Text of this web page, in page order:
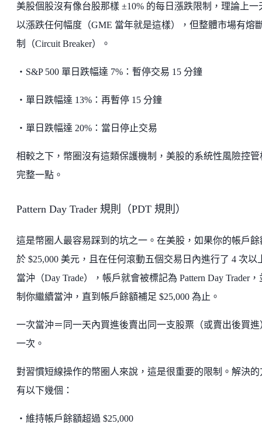
美股個股沒有像台股那樣 ±10% 的每日漲跌限制，理論上一
以漲跌任何幅度（GME 當年就是這樣），但整體市場有熔
制（Circuit Breaker）。
・S&P 500 單日跌幅達 7%：暫停交易 15 分鐘
・單日跌幅達 13%：再暫停 15 分鐘
・單日跌幅達 20%：當日停止交易
相較之下，幣圈沒有這類保護機制，美股的系統性風險控管
完整一點。
Pattern Day Trader 規則（PDT 規則）
這是幣圈人最容易踩到的坑之一。在美股，如果你的帳戶餘
於 $25,000 美元，且在任何滾動五個交易日內進行了 4 次以
當沖（Day Trade），帳戶就會被標記為 Pattern Day Trader，
制你繼續當沖，直到帳戶餘額補足 $25,000 為止。
一次當沖＝同一天內買進後賣出同一支股票（或賣出後買進
一次。
對習慣短線操作的幣圈人來說，這是很重要的限制。解決的
有以下幾個：
・維持帳戶餘額超過 $25,000